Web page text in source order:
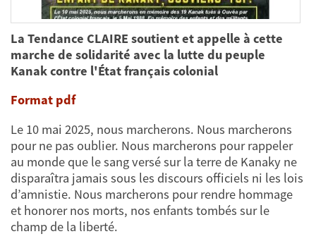
La Tendance CLAIRE soutient et appelle à cette
marche de solidarité avec la lutte du peuple
Kanak contre l'État français colonial
Format pdf
Le 10 mai 2025, nous marcherons. Nous marcherons
pour ne pas oublier. Nous marcherons pour rappeler
au monde que le sang versé sur la terre de Kanaky ne
disparaîtra jamais sous les discours officiels ni les lois
d’amnistie. Nous marcherons pour rendre hommage
et honorer nos morts, nos enfants tombés sur le
champ de la liberté.